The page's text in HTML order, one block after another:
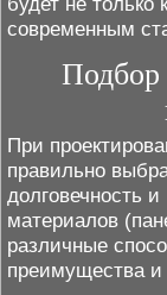
современным
Подбор
При
правильно
долговечность
материалов
различные
преимущества и